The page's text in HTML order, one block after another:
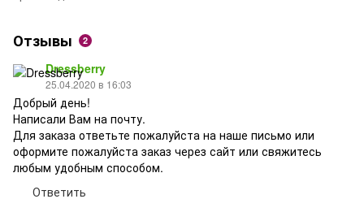
Отзывы 2
Dressberry
25.04.2020 в 16:03
Добрый день!
Написали Вам на почту.
Для заказа ответьте пожалуйста на наше письмо или
оформите пожалуйста заказ через сайт или свяжитесь
любым удобным способом.
Ответить